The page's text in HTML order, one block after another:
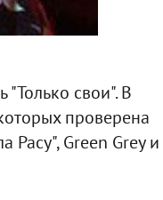
"Только свои". В
проверена
Расу", Green Grey и